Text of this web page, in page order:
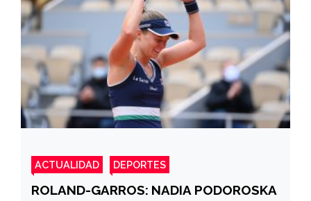
ACTUALIDAD DEPORTES
ROLAND-GARROS: NADIA PODOROSKA